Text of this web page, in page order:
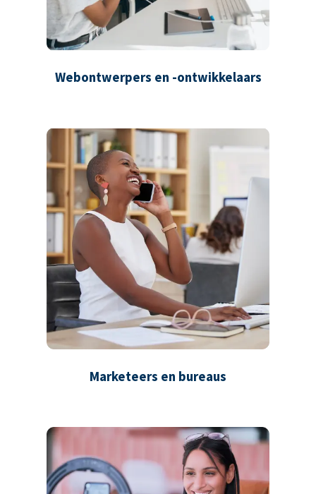
Webontwerpers en -ontwikkelaars
Marketeers en bureaus